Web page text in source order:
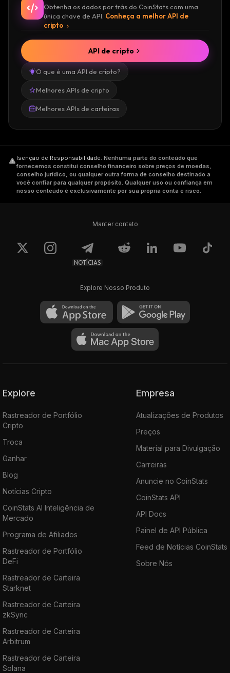
Obtenha os dados por trás do CoinStats com uma
única chave de API. Conheça a melhor API de
cripto
O que é uma API de cripto?
Melhores APIs de cripto
Melhores APIs de carteiras
API de cripto
Isenção de Responsabilidade. Nenhuma parte do conteúdo que
fornecemos constitui conselho financeiro sobre preços de moedas,
conselho jurídico, ou qualquer outra forma de conselho destinado a
você confiar para qualquer propósito. Qualquer uso ou confiança em
nosso conteúdo é exclusivamente por sua própria conta e risco.
Manter contato
NOTÍCIAS
Explore Nosso Produto
Explore
Rastreador de Portfólio
Cripto
Troca
Ganhar
Blog
Notícias Cripto
CoinStats AI Inteligência de
Mercado
Programa de Afiliados
Rastreador de Portfólio
DeFi
Rastreador de Carteira
Starknet
Rastreador de Carteira
zkSync
Rastreador de Carteira
Arbitrum
Rastreador de Carteira
Solana
Empresa
Atualizações de Produtos
Preços
Material para Divulgação
Carreiras
Anuncie no CoinStats
CoinStats API
API Docs
Painel de API Pública
Feed de Notícias CoinStats
Sobre Nós